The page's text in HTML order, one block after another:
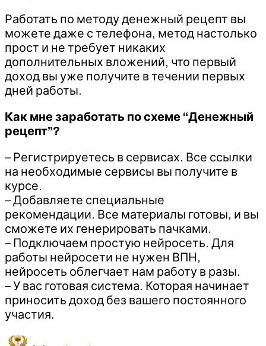
Работать по методу денежный рецепт вы
можете даже с телефона, метод настолько
прост и не требует никаких
дополнительных вложений, что первый
доход вы уже получите в течении первых
дней работы.
Как мне заработать по схеме “Денежный
рецепт”?
– Регистрируетесь в сервисах. Все ссылки
на необходимые сервисы вы получите в
курсе.
– Добавляете специальные
рекомендации. Все материалы готовы, и вы
сможете их генерировать пачками.
– Подключаем простую нейросеть. Для
работы нейросети не нужен ВПН,
нейросеть облегчает нам работу в разы.
– У вас готовая система. Которая начинает
приносить доход без вашего постоянного
участия.